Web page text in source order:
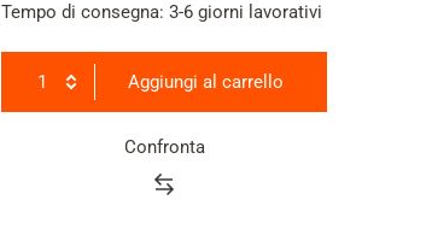
Tempo di consegna: 3-6 giorni lavorativi
1 Aggiungi al carrello
Confronta